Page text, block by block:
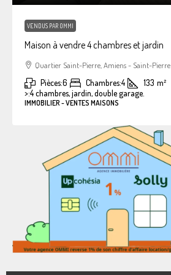
VENDUS PAR OMMI
Maison à vendre 4 chambres et jardin
Quartier Saint-Pierre, Amiens - Saint-Pierre
Pièces:6 Chambres:4 133 m²
>:4 chambres, jardin, double garage.
IMMOBILIER - VENTES MAISONS